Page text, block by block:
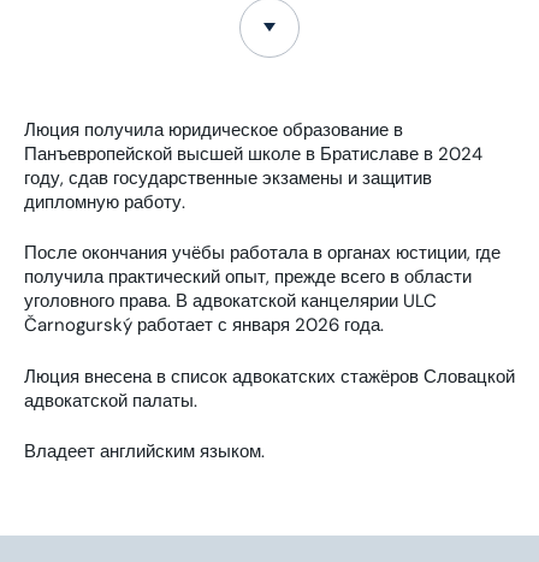
Люция получила юридическое образование в
Панъевропейской высшей школе в Братиславе в 2024
году, сдав государственные экзамены и защитив
дипломную работу.
После окончания учёбы работала в органах юстиции, где
получила практический опыт, прежде всего в области
уголовного права. В адвокатской канцелярии ULC
Čarnogurský работает с января 2026 года.
Люция внесена в список адвокатских стажёров Словацкой
адвокатской палаты.
Владеет английским языком.